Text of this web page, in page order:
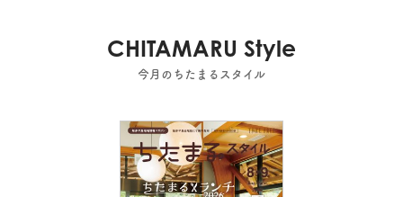
CHITAMARU Style
今月のちたまるスタイル